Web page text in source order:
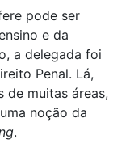
pode ser
e da
a delegada foi
Penal. Lá,
muitas áreas,
noção da
.